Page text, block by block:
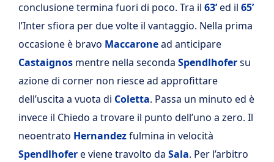
conclusione termina fuori di poco. Tra il 63’ed il 65’
l’Inter sfiora per due volte il vantaggio. Nella prima
occasione è bravo Maccaronead anticipare
Castaignos mentre nella seconda Spendlhofersu
azione di corner non riesce ad approfittare
dell’uscita a vuota di Coletta. Passa un minuto ed è
invece il Chiedo a trovare il punto dell’uno a zero. Il
neoentrato Hernandezfulmina in velocità
Spendlhofere viene travolto da Sala. Per l’arbitro